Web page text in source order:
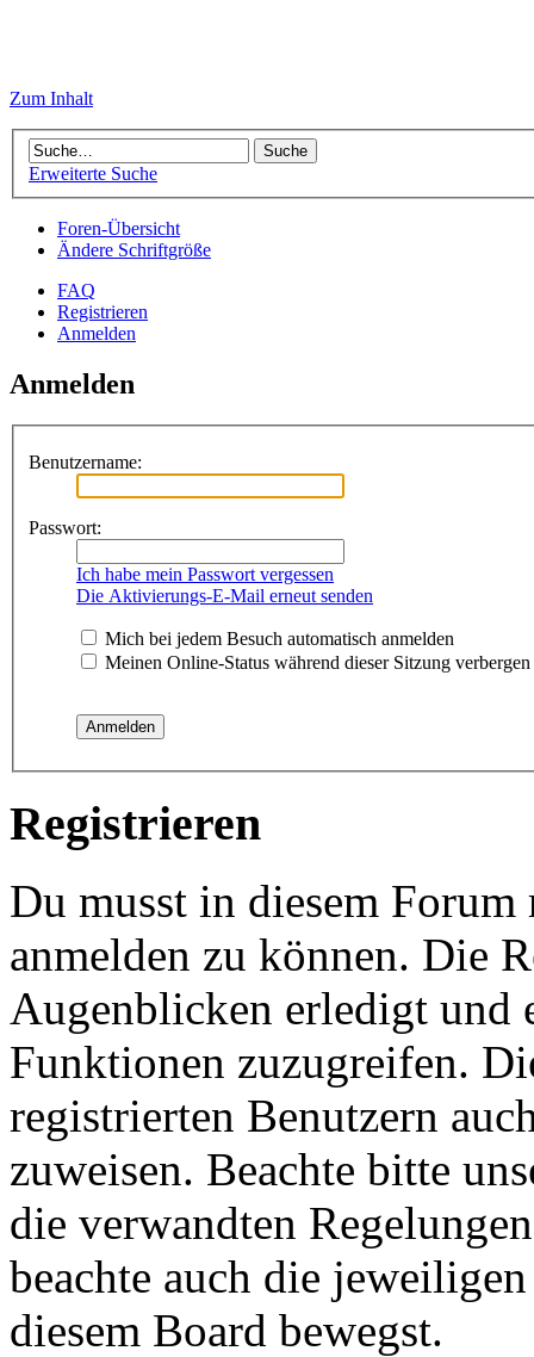
Zum Inhalt
Erweiterte Suche
Foren-Übersicht
Ändere Schriftgröße
FAQ
Registrieren
Anmelden
Anmelden
Benutzername:
Passwort:
Ich habe mein Passwort vergessen
Die Aktivierungs-E-Mail erneut senden
Mich bei jedem Besuch automatisch anmelden
Meinen Online-Status während dieser Sitzung verbergen
Registrieren
Du musst in diesem
anmelden zu können. Die
Augenblicken erledigt und
Funktionen zuzugreifen.
registrierten Benutzern
zuweisen. Beachte bitte
die verwandten
beachte auch die
diesem Board bewegst.